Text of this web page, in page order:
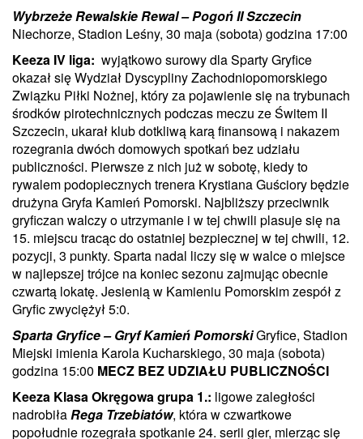
Wybrzeże Rewalskie Rewal – Pogoń II Szczecin
Niechorze, Stadion Leśny, 30 maja (sobota) godzina 17:00
Keeza IV liga: wyjątkowo surowy dla Sparty Gryfice
okazał się Wydział Dyscypliny Zachodniopomorskiego
Związku Piłki Nożnej, który za pojawienie się na trybunach
środków pirotechnicznych podczas meczu ze Świtem II
Szczecin, ukarał klub dotkliwą karą finansową i nakazem
rozegrania dwóch domowych spotkań bez udziału
publiczności. Pierwsze z nich już w sobotę, kiedy to
rywalem podopiecznych trenera Krystiana Guściory będzie
drużyna Gryfa Kamień Pomorski. Najbliższy przeciwnik
gryficzan walczy o utrzymanie i w tej chwili plasuje się na
15. miejscu tracąc do ostatniej bezpiecznej w tej chwili, 12.
pozycji, 3 punkty. Sparta nadal liczy się w walce o miejsce
w najlepszej trójce na koniec sezonu zajmując obecnie
czwartą lokatę. Jesienią w Kamieniu Pomorskim zespół z
Gryfic zwyciężył 5:0.
Sparta Gryfice – Gryf Kamień PomorskiGryfice, Stadion
Miejski imienia Karola Kucharskiego, 30 maja (sobota)
godzina 15:00 MECZ BEZ UDZIAŁU PUBLICZNOŚCI
Keeza Klasa Okręgowa grupa 1.: ligowe zaległości
nadrobiła Rega Trzebiatów, która w czwartkowe
popołudnie rozegrała spotkanie 24. serii gier, mierząc się